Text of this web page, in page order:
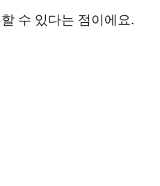
수 있다는 점이에요.